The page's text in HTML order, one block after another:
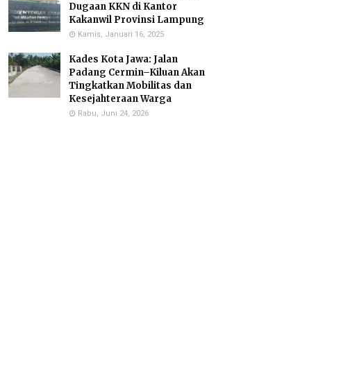
Dugaan KKN di Kantor
Kakanwil Provinsi Lampung
Kamis, Januari 16, 2025
Kades Kota Jawa: Jalan
Padang Cermin–Kiluan Akan
Tingkatkan Mobilitas dan
Kesejahteraan Warga
Rabu, Juni 24, 2026